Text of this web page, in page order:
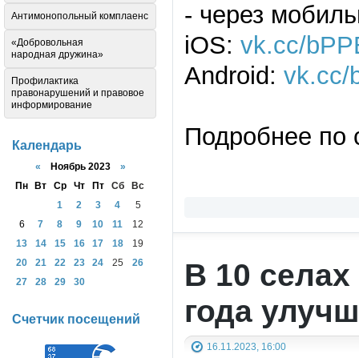
- через
iOS: vk.cc/
Android: vk.cc/
Подробнее по
В 10
года
16.11.2023, 16:00
Антимонопольный комплаенс
«Добровольная
народная дружина»
Профилактика
правонарушений и правовое
информирование
Календарь
« Ноябрь 2023 »
Пн
Вт Ср Чт Пт Сб
Вс
1
2 3 4
5
6
7 8 9 10 11
12
13
14 15 16 17 18
19
20
21 22 23 24 25
26
27
28 29 30
Счетчик посещений